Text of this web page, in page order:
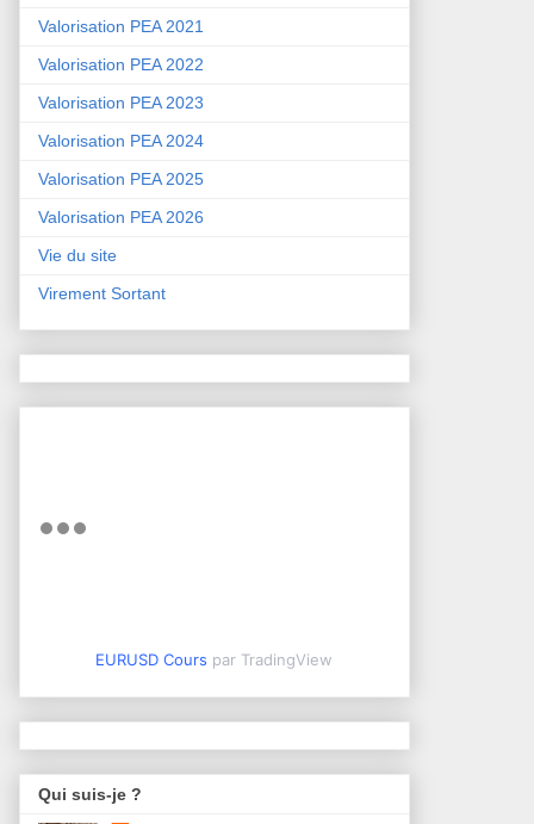
Valorisation PEA 2021
Valorisation PEA 2022
Valorisation PEA 2023
Valorisation PEA 2024
Valorisation PEA 2025
Valorisation PEA 2026
Vie du site
Virement Sortant
EURUSD Cours par TradingView
Qui suis-je ?